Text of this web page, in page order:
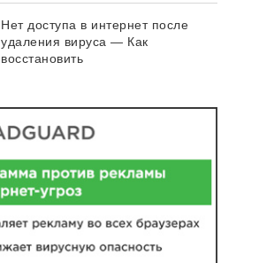
Нет доступа в интернет после
удаления вируса — Как
восстановить